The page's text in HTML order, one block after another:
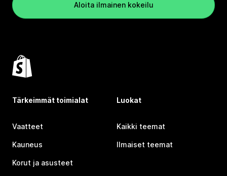
Aloita ilmainen kokeilu
Tärkeimmät toimialat
Vaatteet
Kauneus
Korut ja asusteet
Luokat
Kaikki teemat
Ilmaiset teemat